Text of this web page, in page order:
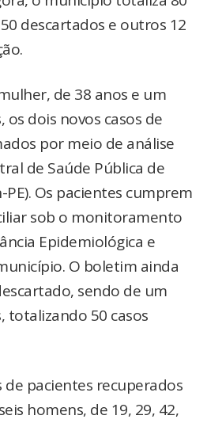
descartados e outros 12
de 38 anos e um
os dois novos casos de
por meio de análise
de Saúde Pública de
Os pacientes cumprem
sob o monitoramento
Epidemiológica e
O boletim ainda
sendo de um
totalizando 50 casos
de pacientes recuperados
homens, de 19, 29, 42,